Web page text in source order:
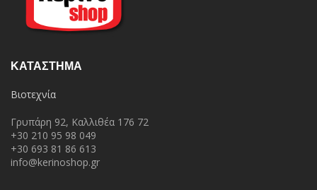
ΚΑΤΆΣΤΗΜΑ
Βιοτεχνία
Γρυπάρη 92, Καλλιθέα 176 72
+30 210 95 98 049
+30 693 81 86 613
info@kerinoshop.gr